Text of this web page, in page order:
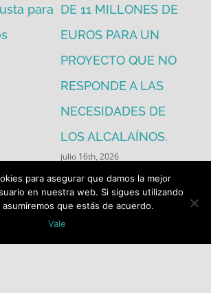
para DE 11 MILLONES DE
EUROS PARA UN
PROYECTO QUE NO
RESPONDE A LAS
NECESIDADES DE
LOS ALCALAÍNOS.
julio 16th, 2026
para asegurar que damos la mejor
en nuestra web. Si sigues utilizando
que estás de acuerdo.
Vale